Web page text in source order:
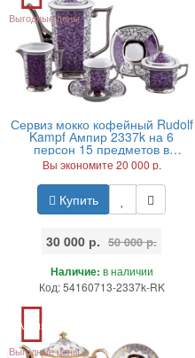
Выгодные цены
Сервиз мокко кофейный Rudolf
Kampf Ампир 2337k на 6
персон 15 предметов в
подарочном коробе
Вы экономите 20 000 р.
Купить
30 000 р. 50 000 р.
Наличие: в наличии
Код: 54160713-2337k-RK
Акция
Выгодные цены